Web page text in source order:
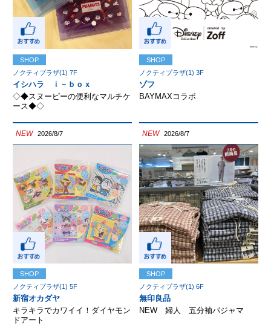
SHOP
ノクティプラザ(1) 7F
イシハラ ｉ－ｂｏｘ
◇◆スヌーピーの便利なマルチケ
ース◆◇
SHOP
ノクティプラザ(1) 3F
ゾフ
BAYMAXコラボ
NEW 2026/8/7
SHOP
ノクティプラザ(1) 5F
新宿オカダヤ
キラキラでカワイイ！ダイヤモン
ドアート
NEW 2026/8/7
SHOP
ノクティプラザ(1) 6F
無印良品
NEW 婦人 五分袖パジャマ